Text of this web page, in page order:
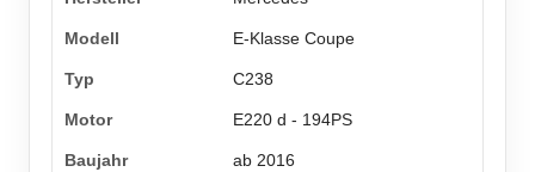
E-Klasse Coupe
C238
E220 d - 194PS
ab 2016